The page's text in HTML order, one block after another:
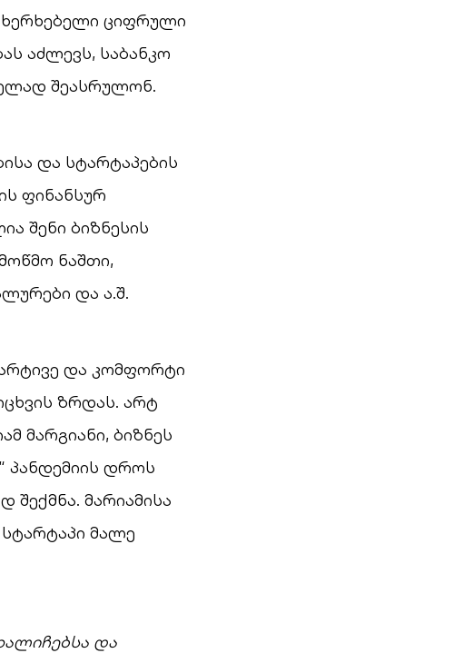
ციფრული
აძლევს, საბანკო
შეასრულონ.
და სტარტაპების
ფინანსურ
შენი ბიზნესის
ნაშთი,
და ა.შ.
და კომფორტი
ზრდას. არტ
მარგიანი, ბიზნეს
პანდემიის დროს
მარიამისა
მალე
და